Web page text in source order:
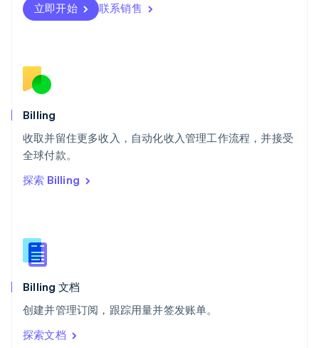
立即开始 联系销售
Billing
收取并留住更多收入，自动化收入管理工作流程，并接受
全球付款。
探索 Billing
Billing 文档
创建并管理订阅，跟踪用量并签发账单。
探索文档
瑞士
DeutschFrançais
English
斯洛文尼亚
泰国
ไทยEnglish
希腊
English
西班牙
新西兰
English
匈牙利
English
ItalianoEnglish
印度
English